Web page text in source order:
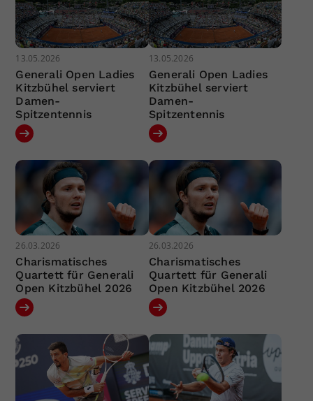
13.05.2026
Generali Open Ladies
Kitzbühel serviert
Damen-
Spitzentennis
13.05.2026
Generali Open Ladies
Kitzbühel serviert
Damen-
Spitzentennis
26.03.2026
Charismatisches
Quartett für Generali
Open Kitzbühel 2026
26.03.2026
Charismatisches
Quartett für Generali
Open Kitzbühel 2026